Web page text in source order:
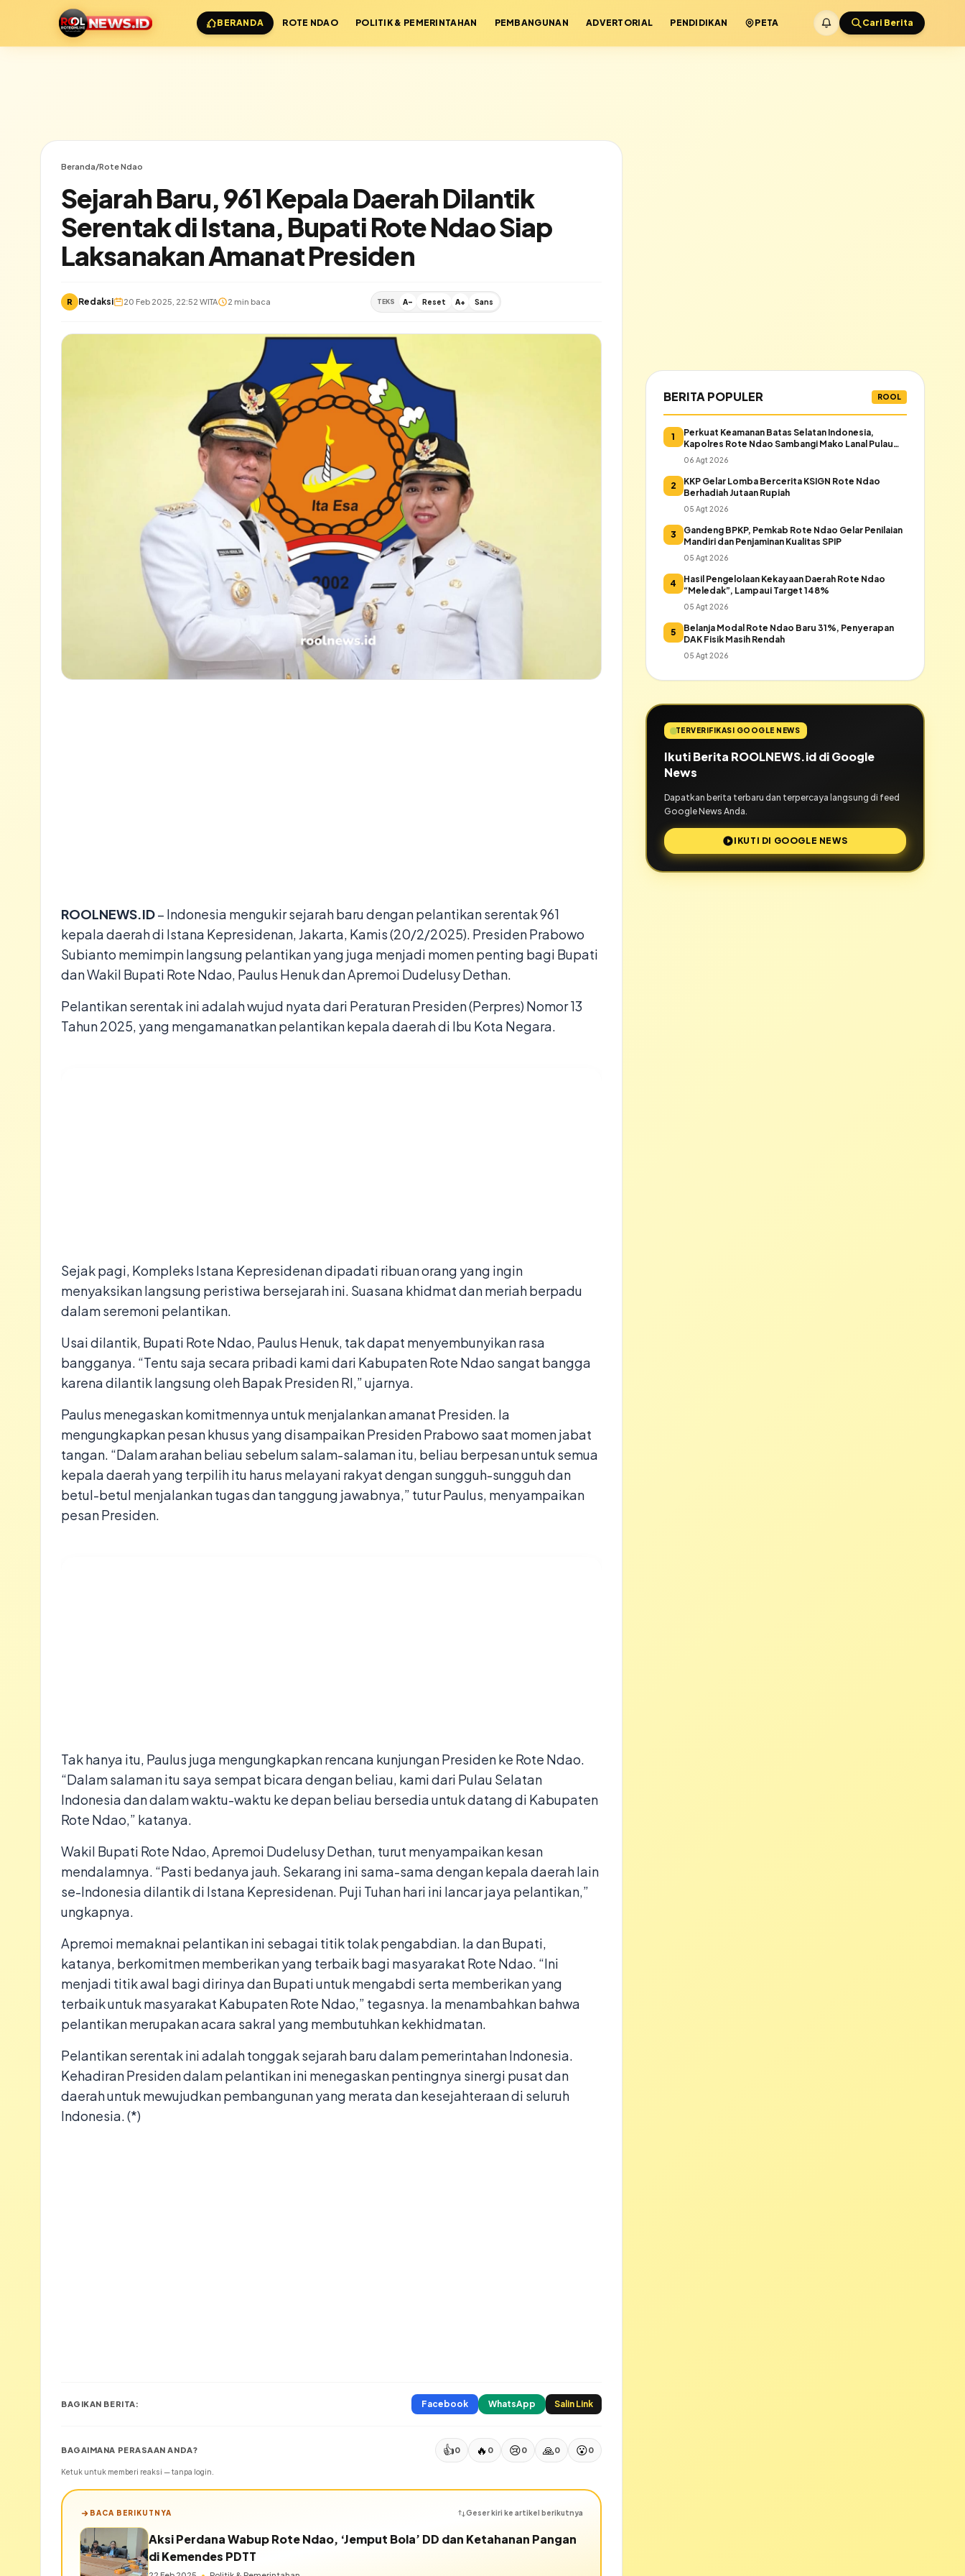
BERANDA ROTE NDAO POLITIK & PEMERINTAHAN PEMBANGUNAN ADVERTORIAL PENDIDIKAN PETA Cari Berita
Beranda/Rote Ndao
Sejarah Baru, 961 Kepala Daerah Dilantik
Serentak di Istana, Bupati Rote Ndao Siap
Laksanakan Amanat Presiden
R Redaksi 20 Feb 2025, 22:52 WITA 2 min baca TEKS A- Reset A+ Sans
ROOLNEWS.ID– Indonesia mengukir sejarah baru dengan pelantikan serentak 961
kepala daerah di Istana Kepresidenan, Jakarta, Kamis (20/2/2025). Presiden Prabowo
Subianto memimpin langsung pelantikan yang juga menjadi momen penting bagi Bupati
dan Wakil Bupati Rote Ndao, Paulus Henuk dan Apremoi Dudelusy Dethan.
Pelantikan serentak ini adalah wujud nyata dari Peraturan Presiden (Perpres) Nomor 13
Tahun 2025, yang mengamanatkan pelantikan kepala daerah di Ibu Kota Negara.
Sejak pagi, Kompleks Istana Kepresidenan dipadati ribuan orang yang ingin
menyaksikan langsung peristiwa bersejarah ini. Suasana khidmat dan meriah berpadu
dalam seremoni pelantikan.
Usai dilantik, Bupati Rote Ndao, Paulus Henuk, tak dapat menyembunyikan rasa
bangganya. “Tentu saja secara pribadi kami dari Kabupaten Rote Ndao sangat bangga
karena dilantik langsung oleh Bapak Presiden RI,” ujarnya.
Paulus menegaskan komitmennya untuk menjalankan amanat Presiden. Ia
mengungkapkan pesan khusus yang disampaikan Presiden Prabowo saat momen jabat
tangan. “Dalam arahan beliau sebelum salam-salaman itu, beliau berpesan untuk semua
kepala daerah yang terpilih itu harus melayani rakyat dengan sungguh-sungguh dan
betul-betul menjalankan tugas dan tanggung jawabnya,” tutur Paulus, menyampaikan
pesan Presiden.
Tak hanya itu, Paulus juga mengungkapkan rencana kunjungan Presiden ke Rote Ndao.
“Dalam salaman itu saya sempat bicara dengan beliau, kami dari Pulau Selatan
Indonesia dan dalam waktu-waktu ke depan beliau bersedia untuk datang di Kabupaten
Rote Ndao,” katanya.
Wakil Bupati Rote Ndao, Apremoi Dudelusy Dethan, turut menyampaikan kesan
mendalamnya. “Pasti bedanya jauh. Sekarang ini sama-sama dengan kepala daerah lain
se-Indonesia dilantik di Istana Kepresidenan. Puji Tuhan hari ini lancar jaya pelantikan,”
ungkapnya.
Apremoi memaknai pelantikan ini sebagai titik tolak pengabdian. Ia dan Bupati,
katanya, berkomitmen memberikan yang terbaik bagi masyarakat Rote Ndao. “Ini
menjadi titik awal bagi dirinya dan Bupati untuk mengabdi serta memberikan yang
terbaik untuk masyarakat Kabupaten Rote Ndao,” tegasnya. Ia menambahkan bahwa
pelantikan merupakan acara sakral yang membutuhkan kekhidmatan.
Pelantikan serentak ini adalah tonggak sejarah baru dalam pemerintahan Indonesia.
Kehadiran Presiden dalam pelantikan ini menegaskan pentingnya sinergi pusat dan
daerah untuk mewujudkan pembangunan yang merata dan kesejahteraan di seluruh
Indonesia. (*)
BAGIKAN BERITA: Facebook WhatsApp Salin Link
BAGAIMANA PERASAAN ANDA? 👍0 🔥 0 😢0 🙏0 😮0
Ketuk untuk memberi reaksi — tanpa login.
BACA BERIKUTNYA Geser kiri ke artikel berikutnya
Aksi Perdana Wabup Rote Ndao, ‘Jemput Bola’ DD dan Ketahanan Pangan
di Kemendes PDTT
BERITA POPULER ROOL
1
Perkuat Keamanan Batas Selatan Indonesia,
Kapolres Rote Ndao Sambangi Mako Lanal Pulau
Rote
06 Agt 2026
2
KKP Gelar Lomba Bercerita KSIGN Rote Ndao
Berhadiah Jutaan Rupiah
05 Agt 2026
3
Gandeng BPKP, Pemkab Rote Ndao Gelar Penilaian
Mandiri dan Penjaminan Kualitas SPIP
05 Agt 2026
4
Hasil Pengelolaan Kekayaan Daerah Rote Ndao
“Meledak”, Lampaui Target 148%
05 Agt 2026
5
Belanja Modal Rote Ndao Baru 31%, Penyerapan
DAK Fisik Masih Rendah
05 Agt 2026
TERVERIFIKASI GOOGLE NEWS
Ikuti Berita ROOLNEWS.id di Google
News
Dapatkan berita terbaru dan terpercaya langsung di feed
Google News Anda.
IKUTI DI GOOGLE NEWS
✕